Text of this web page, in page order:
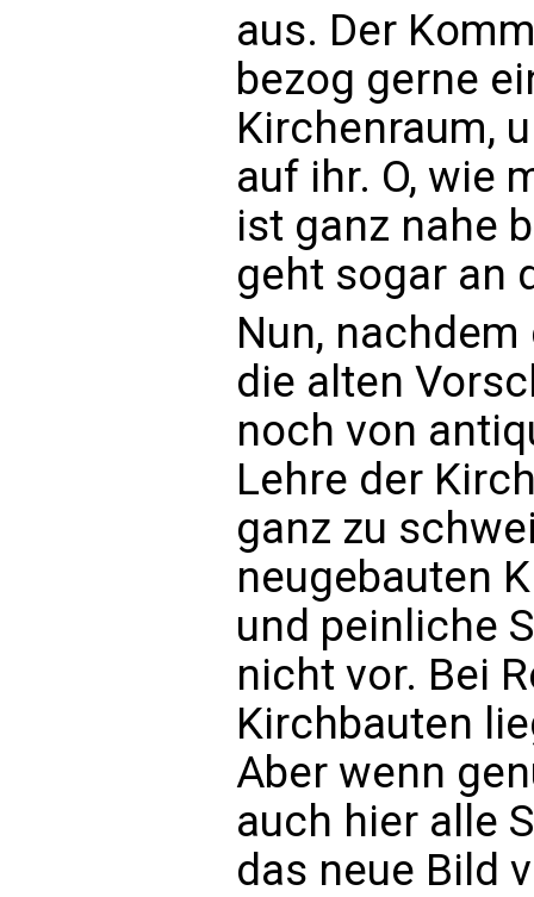
aus. Der
bezog gerne
Kirchenraum,
auf ihr. O, wie
ist ganz nahe
geht sogar an
Nun,
die alten
noch von
Lehre der
ganz zu
neugebauten
und peinliche
nicht vor. Bei
Kirchbauten
Aber wenn
auch hier alle
das neue Bild